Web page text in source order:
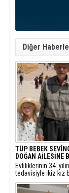
Diğer
TÜP BEBEK
DOĞAN AİLESİNE
​Evliliklerinin 34.
tedavisiyle ikiz kız
kucaklarına alan
ziyaretleriyle